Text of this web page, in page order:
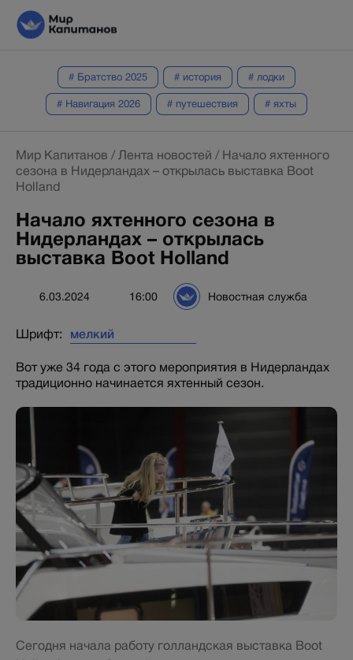
# Братство 2025 # история # лодки
# Навигация 2026 # путешествия # яхты
Мир Капитанов / Лента новостей / Начало яхтенного
сезона в Нидерландах – открылась выставка Boot
Holland
Начало яхтенного сезона в
Нидерландах – открылась
выставка Boot Holland
6.03.2024 16:00 Новостная служба
Шрифт:
Вот уже 34 года с этого мероприятия в Нидерландах
традиционно начинается яхтенный сезон.
Сегодня начала работу голландская выставка Boot